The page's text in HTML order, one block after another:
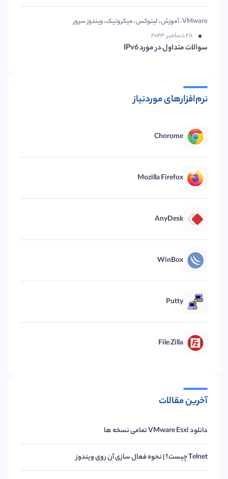
VMware،آموزش،لینوکس،میکروتیک،ویندوز سرور
۲۸ دسامبر ۲۰۲۳
سوالات متداول در مورد IPv6
نرم‌افزارهای موردنیاز
Chorome
Mozilla Firefox
AnyDesk
WinBox
Putty
File Zilla
آخرین مقالات
دانلود VMware Esxi تمامی نسخه ها
Telnet چیست؟ | نحوه فعال سازی آن روی ویندوز